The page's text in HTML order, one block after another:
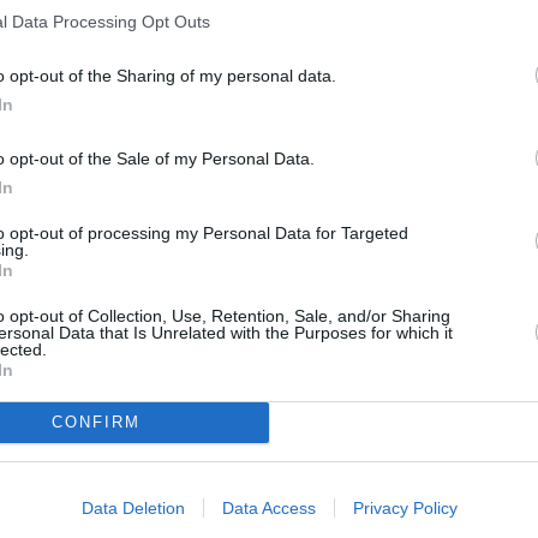
Data Processing Opt Outs
opt-out of the Sharing of my personal data.
opt-out of the Sale of my Personal Data.
opt-out of processing my Personal Data for Targeted
opt-out of Collection, Use, Retention, Sale, and/or Sharing
Data that Is Unrelated with the Purposes for which it
CONFIRM
Data Deletion Data Access Privacy Policy
un aumento di circa 30 mila immigrati rispetto
che ha visto altre 32 mila iscrizioni
e una stima di ulteriori 15 mila presenti
che portano le presenze straniere
al 10 per cento della popolazione
regione in Italia per numero di
sono stati resi noti a Padova, durante
2008 sull’immigrazione straniera
Regionale Immigrazione la cui
scorso all’ente Veneto Lavoro.
arriva
Voci